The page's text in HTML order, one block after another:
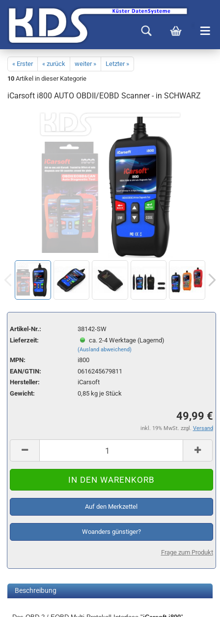
« Erster « zurück weiter »
Letzter »
10 Artikel in dieser Kategorie
iCarsoft i800 AUTO OBDII/EOBD Scanner - in SCHWARZ
Artikel-Nr.:
38142-SW
Lieferzeit:
ca. 2-4 Werktage (Lagernd)
(Ausland abweichend)
MPN:
i800
EAN/GTIN:
0616245679811
Hersteller:
iCarsoft
Gewicht:
0,85kg je Stück
49,99 €
inkl. 19% MwSt. zzgl. Versand
Auf den Merkzettel
Woanders günstiger?
Frage zum Produkt
Beschreibung